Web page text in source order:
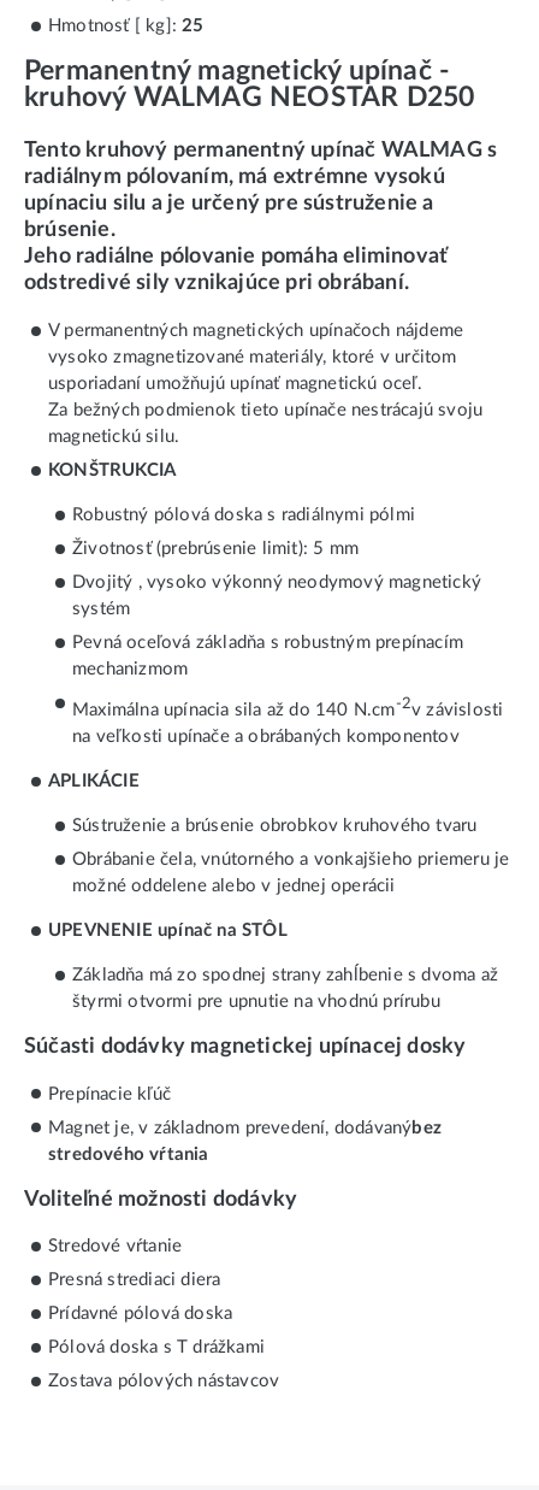
Hmotnosť [ kg]: 25
Permanentný magnetický upínač -
kruhový WALMAG NEOSTAR D250
Tento kruhový permanentný upínač WALMAG s
radiálnym pólovaním, má extrémne vysokú
upínaciu silu a je určený pre sústruženie a
brúsenie.
Jeho radiálne pólovanie pomáha eliminovať
odstredivé sily vznikajúce pri obrábaní.
V permanentných magnetických upínačoch nájdeme
vysoko zmagnetizované materiály, ktoré v určitom
usporiadaní umožňujú upínať magnetickú oceľ.
Za bežných podmienok tieto upínače nestrácajú svoju
magnetickú silu.
KONŠTRUKCIA
Robustný pólová doska s radiálnymi pólmi
Životnosť (prebrúsenie limit): 5 mm
Dvojitý , vysoko výkonný neodymový magnetický
systém
Pevná oceľová základňa s robustným prepínacím
mechanizmom
Maximálna upínacia sila až do 140 N.cm-2v závislosti
na veľkosti upínače a obrábaných komponentov
APLIKÁCIE
Sústruženie a brúsenie obrobkov kruhového tvaru
Obrábanie čela, vnútorného a vonkajšieho priemeru je
možné oddelene alebo v jednej operácii
UPEVNENIE upínač na STÔL
Základňa má zo spodnej strany zahĺbenie s dvoma až
štyrmi otvormi pre upnutie na vhodnú prírubu
Súčasti dodávky magnetickej upínacej dosky
Prepínacie kľúč
Magnet je, v základnom prevedení, dodávanýbez
stredového vŕtania
Voliteľné možnosti dodávky
Stredové vŕtanie
Presná strediaci diera
Prídavné pólová doska
Pólová doska s T drážkami
Zostava pólových nástavcov